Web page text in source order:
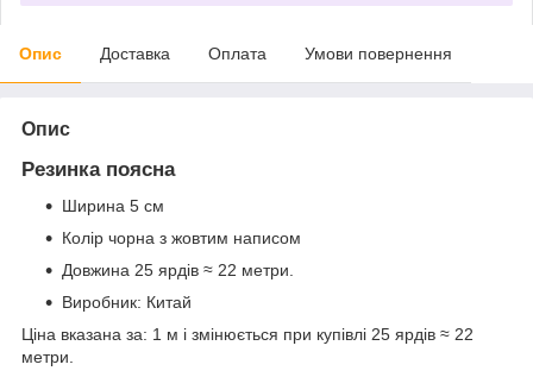
Опис Доставка Оплата Умови повернення
Опис
Резинка поясна
Ширина 5 см
Колір чорна з жовтим написом
Довжина 25 ярдів ≈ 22 метри.
Виробник: Китай
Ціна вказана за: 1 м і змінюється при купівлі 25 ярдів ≈ 22
метри.